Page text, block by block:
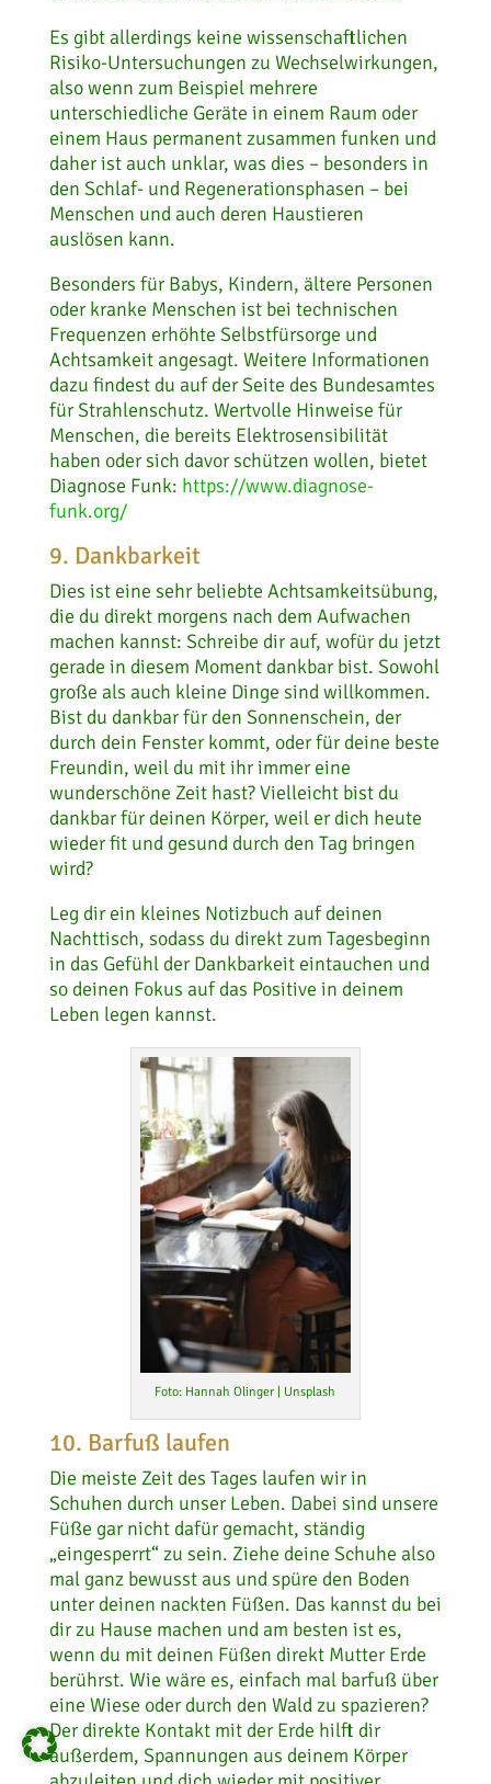
Es gibt allerdings keine wissenschaftlichen
Risiko-Untersuchungen zu Wechselwirkungen,
also wenn zum Beispiel mehrere
unterschiedliche Geräte in einem Raum oder
einem Haus permanent zusammen funken und
daher ist auch unklar, was dies – besonders in
den Schlaf- und Regenerationsphasen – bei
Menschen und auch deren Haustieren
auslösen kann.
Besonders für Babys, Kindern, ältere Personen
oder kranke Menschen ist bei technischen
Frequenzen erhöhte Selbstfürsorge und
Achtsamkeit angesagt. Weitere Informationen
dazu findest du auf der Seite des Bundesamtes
für Strahlenschutz. Wertvolle Hinweise für
Menschen, die bereits Elektrosensibilität
haben oder sich davor schützen wollen, bietet
Diagnose Funk: https://www.diagnose-
funk.org/
9. Dankbarkeit
Dies ist eine sehr beliebte Achtsamkeitsübung,
die du direkt morgens nach dem Aufwachen
machen kannst: Schreibe dir auf, wofür du jetzt
gerade in diesem Moment dankbar bist. Sowohl
große als auch kleine Dinge sind willkommen.
Bist du dankbar für den Sonnenschein, der
durch dein Fenster kommt, oder für deine beste
Freundin, weil du mit ihr immer eine
wunderschöne Zeit hast? Vielleicht bist du
dankbar für deinen Körper, weil er dich heute
wieder fit und gesund durch den Tag bringen
wird?
Leg dir ein kleines Notizbuch auf deinen
Nachttisch, sodass du direkt zum Tagesbeginn
in das Gefühl der Dankbarkeit eintauchen und
so deinen Fokus auf das Positive in deinem
Leben legen kannst.
Foto: Hannah Olinger | Unsplash
10. Barfuß laufen
Die meiste Zeit des Tages laufen wir in
Schuhen durch unser Leben. Dabei sind unsere
Füße gar nicht dafür gemacht, ständig
„eingesperrt“ zu sein. Ziehe deine Schuhe also
mal ganz bewusst aus und spüre den Boden
unter deinen nackten Füßen. Das kannst du bei
dir zu Hause machen und am besten ist es,
wenn du mit deinen Füßen direkt Mutter Erde
berührst. Wie wäre es, einfach mal barfuß über
eine Wiese oder durch den Wald zu spazieren?
Der direkte Kontakt mit der Erde hilft dir
außerdem, Spannungen aus deinem Körper